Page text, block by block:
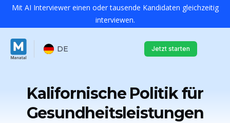
Mit AI Interviewer einen oder tausende Kandidaten gleichzeitig
interviewen.
DE Jetzt starten
Kalifornische Politik für
Gesundheitsleistungen